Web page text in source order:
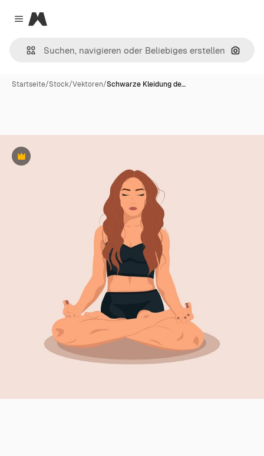
Close menu
Magnific
Nach
Startseite/Stock/Vektoren/Schwarze Kleidung de…
Premium